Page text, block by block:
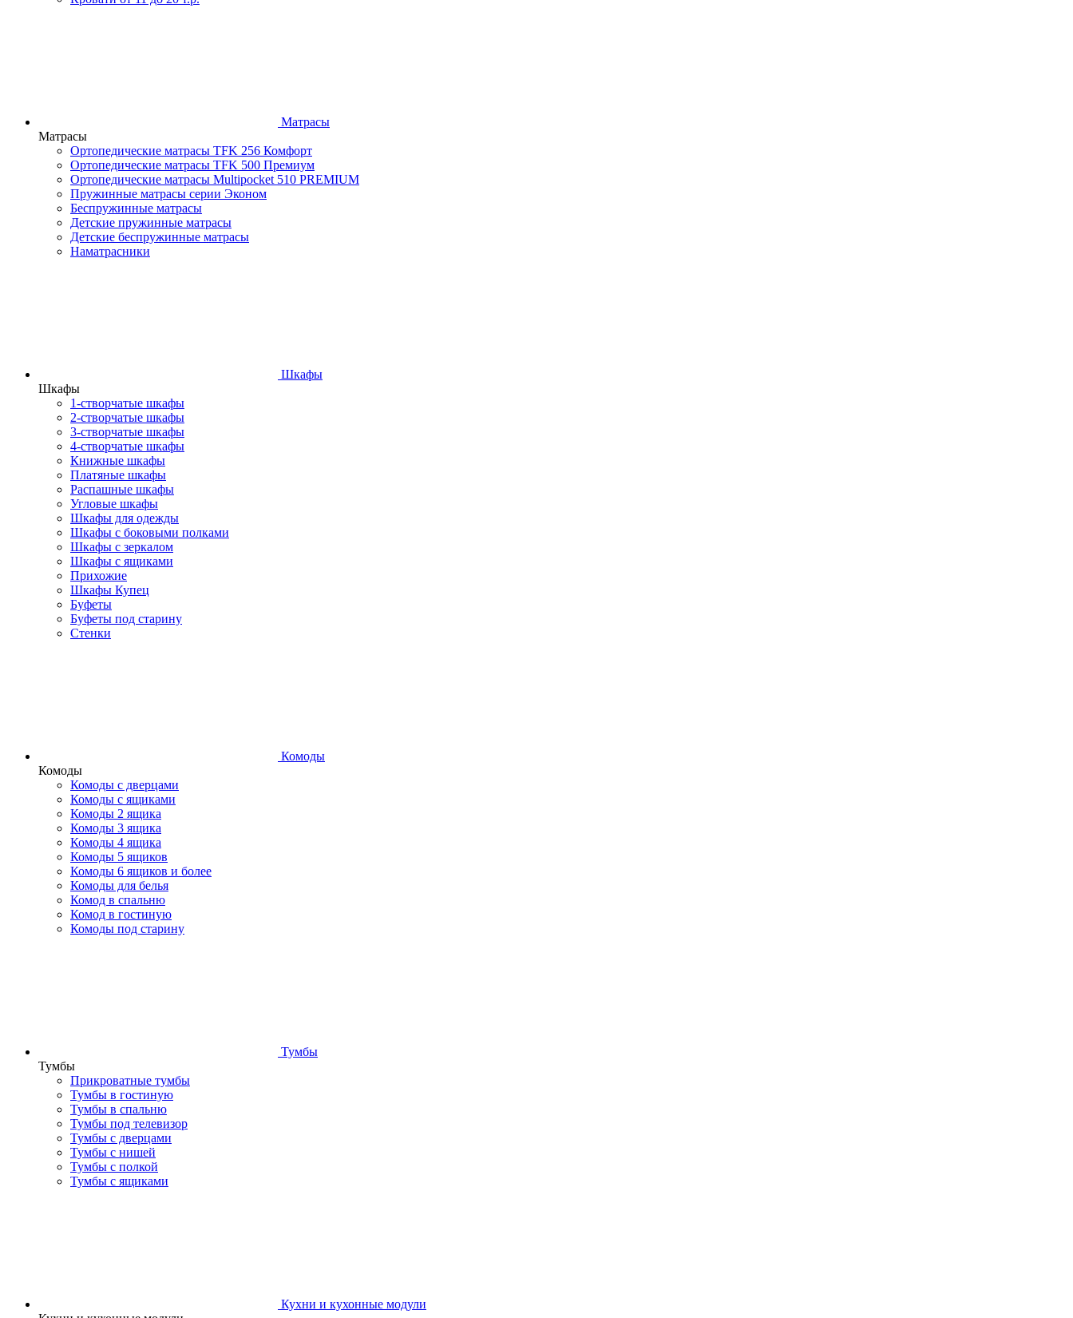
Матрасы
Матрасы
Ортопедические матрасы TFK 256 Комфорт
Ортопедические матрасы TFK 500 Премиум
Ортопедические матрасы Multipocket 510 PREMIUM
Пружинные матрасы серии Эконом
Беспружинные матрасы
Детские пружинные матрасы
Детские беспружинные матрасы
Наматрасники
Шкафы
Шкафы
1-створчатые шкафы
2-створчатые шкафы
3-створчатые шкафы
4-створчатые шкафы
Книжные шкафы
Платяные шкафы
Распашные шкафы
Угловые шкафы
Шкафы для одежды
Шкафы с боковыми полками
Шкафы с зеркалом
Шкафы с ящиками
Прихожие
Шкафы Купец
Буфеты
Буфеты под старину
Стенки
Комоды
Комоды
Комоды с дверцами
Комоды с ящиками
Комоды 2 ящика
Комоды 3 ящика
Комоды 4 ящика
Комоды 5 ящиков
Комоды 6 ящиков и более
Комоды для белья
Комод в спальню
Комод в гостиную
Комоды под старину
Тумбы
Тумбы
Прикроватные тумбы
Тумбы в гостиную
Тумбы в спальню
Тумбы под телевизор
Тумбы с дверцами
Тумбы с нишей
Тумбы с полкой
Тумбы с ящиками
Кухни и кухонные модули